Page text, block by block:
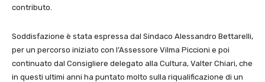
contributo.
Soddisfazione è stata espressa dal Sindaco Alessandro Bettarelli,
per un percorso iniziato con l’Assessore Vilma Piccioni e poi
continuato dal Consigliere delegato alla Cultura, Valter Chiari, che
in questi ultimi anni ha puntato molto sulla riqualificazione di un